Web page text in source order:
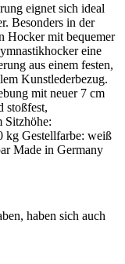
eignet sich ideal
Besonders in der
Hocker mit bequemer
eine
aus einem festen,
Kunstlederbezug.
mit neuer 7 cm
stoßfest,
Sitzhöhe:
kg Gestellfarbe: weiß
Made in Germany
haben sich auch